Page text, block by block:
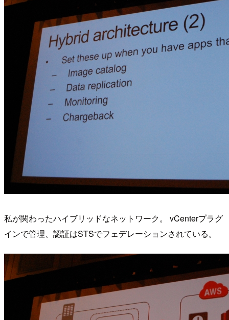
私が関わったハイブリッドなネットワーク。 vCenterプラグ
インで管理、認証はSTSでフェデレーションされている。